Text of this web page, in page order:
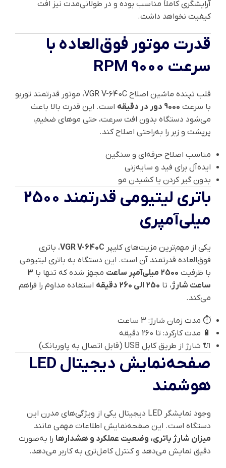
آرایشگری کاملاً مناسب بوده و در طولانی‌مدت نیز افت
کیفیت نخواهد داشت.
قدرت موتور فوق‌العاده با
سرعت 9000 RPM
قلب تپنده ماشین اصلاح VGR V-640C، موتور قدرتمند توربو
با سرعت 9000 دور در دقیقه
است. این قدرت بالا باعث
می‌شود دستگاه بدون افت سرعت، حتی موهای ضخیم،
پرپشت و زبر را به‌راحتی اصلاح کند.
مناسب اصلاح حرفه‌ای و سنگین
ایده‌آل برای فید و سایه‌زنی
بدون گیر کردن یا کشیدن مو
باتری لیتیومی قدرتمند 2500
میلی‌آمپری
یکی از مهم‌ترین مزیت‌های کلیپر VGR V-640C، باتری
فوق‌العاده قدرتمند آن است. این دستگاه به باتری لیتیومی
با ظرفیت 2500 میلی‌آمپر ساعت مجهز شده که تنها با 3
ساعت شارژ، تا 250 الی 260 دقیقه
استفاده مداوم را فراهم
می‌کند.
⏱️ مدت زمان شارژ: 3 ساعت
🔋 مدت کارکرد: تا 260 دقیقه
🔌 شارژ از طریق کابل USB (قابل اتصال به پاوربانک)
صفحه‌نمایش دیجیتال LED
هوشمند
وجود نمایشگر LED دیجیتال یکی از ویژگی‌های مدرن این
دستگاه است. این صفحه‌نمایش اطلاعات مهمی مانند
میزان شارژ باتری، وضعیت عملکرد و هشدارها را به‌صورت
دقیق نمایش می‌دهد و کنترل کامل‌تری به کاربر می‌دهد.